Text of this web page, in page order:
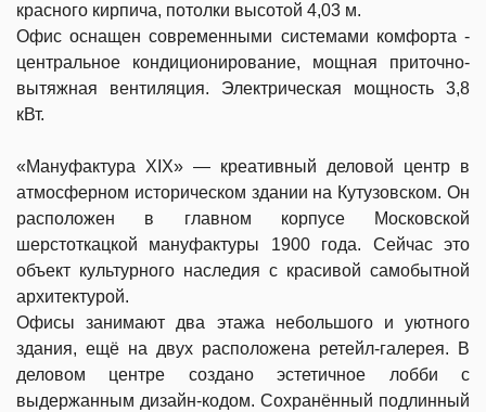
красного кирпича, потолки высотой 4,03 м.
Офис оснащен современными системами комфорта -
центральное кондиционирование, мощная приточно-
вытяжная вентиляция. Электрическая мощность 3,8
кВт.
«Мануфактура XIX» — креативный деловой центр в
атмосферном историческом здании на Кутузовском. Он
расположен в главном корпусе Московской
шерстоткацкой мануфактуры 1900 года. Сейчас это
объект культурного наследия с красивой самобытной
архитектурой.
Офисы занимают два этажа небольшого и уютного
здания, ещё на двух расположена ретейл-галерея. В
деловом центре создано эстетичное лобби с
выдержанным дизайн-кодом. Сохранённый подлинный